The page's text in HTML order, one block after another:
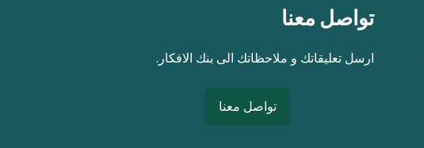
تواصل معنا
ارسل تعليقاتك و ملاحظاتك الى بنك الافكار.
تواصل معنا